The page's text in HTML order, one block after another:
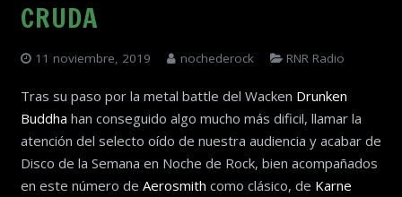
CRUDA
11 noviembre, 2019 nochederock RNR Radio
Tras su paso por la metal battle del Wacken Drunken
Buddha han conseguido algo mucho más dificil, llamar la
atención del selecto oído de nuestra audiencia y acabar de
Disco de la Semana en Noche de Rock, bien acompañados
en este número de Aerosmith como clásico, de Karne